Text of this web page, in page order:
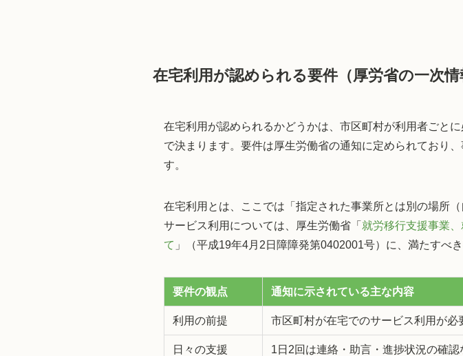
在宅利用が認められる要件（厚労省の一次情
在宅利用が認められるかどうかは、市区町村が利用者ごと
で決まります。要件は厚生労働省の通知に定められており
す。
在宅利用とは、ここでは「指定された事業所とは別の場所
サービス利用については、厚生労働省「 就労移行支援事業
て 」（平成19年4月2日障障発第0402001号）に、満たすべ
要件の観点 通知に示されている主な内容
利用の前提 市区町村が在宅でのサービス利用が必
日々の支援 1日2回は連絡・助言・進捗状況の確